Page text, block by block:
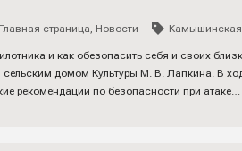
Главная страница, Новости Камышинская
и как обезопасить себя и своих
домом Культуры М. В. Лапкина. В
рекомендации по безопасности при атаке…